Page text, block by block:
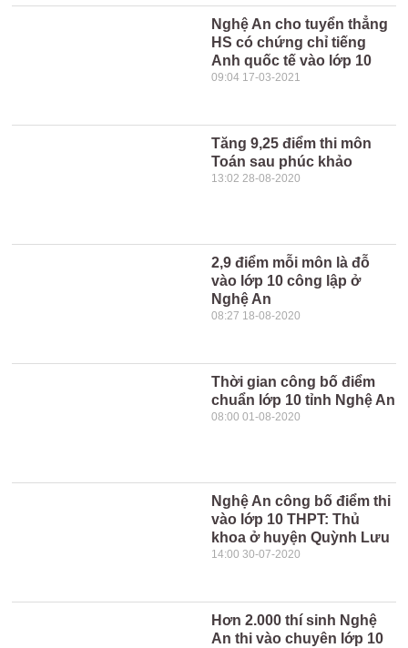
Nghệ An cho tuyển thẳng
HS có chứng chỉ tiếng
Anh quốc tế vào lớp 10
09:04 17-03-2021
Tăng 9,25 điểm thi môn
Toán sau phúc khảo
13:02 28-08-2020
2,9 điểm mỗi môn là đỗ
vào lớp 10 công lập ở
Nghệ An
08:27 18-08-2020
Thời gian công bố điểm
chuẩn lớp 10 tỉnh Nghệ An
08:00 01-08-2020
Nghệ An công bố điểm thi
vào lớp 10 THPT: Thủ
khoa ở huyện Quỳnh Lưu
14:00 30-07-2020
Hơn 2.000 thí sinh Nghệ
An thi vào chuyên lớp 10